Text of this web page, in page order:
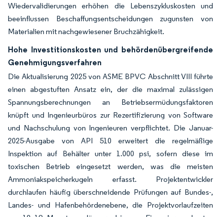
Wiedervalidierungen erhöhen die Lebenszykluskosten und
beeinflussen Beschaffungsentscheidungen zugunsten von
Materialien mit nachgewiesener Bruchzähigkeit.
Hohe Investitionskosten und behördenübergreifende
Genehmigungsverfahren
Die Aktualisierung 2025 von ASME BPVC Abschnitt VIII führte
einen abgestuften Ansatz ein, der die maximal zulässigen
Spannungsberechnungen an Betriebsermüdungsfaktoren
knüpft und Ingenieurbüros zur Rezertifizierung von Software
und Nachschulung von Ingenieuren verpflichtet. Die Januar-
2025-Ausgabe von API 510 erweitert die regelmäßige
Inspektion auf Behälter unter 1.000 psi, sofern diese im
toxischen Betrieb eingesetzt werden, was die meisten
Ammoniakspeicherkugeln erfasst. Projektentwickler
durchlaufen häufig überschneidende Prüfungen auf Bundes-,
Landes- und Hafenbehördenebene, die Projektvorlaufzeiten